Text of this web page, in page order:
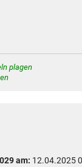
plagen
am: 12.04.2025